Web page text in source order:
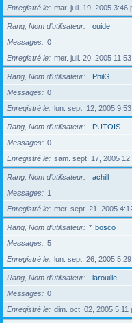
Enregistré le
mar. juil. 19, 2005 3:46
Rang, Nom d’utilisateur
ouide
Messages
0
Enregistré le
mer. juil. 20, 2005
Rang, Nom d’utilisateur
PhilG
Messages
0
Enregistré le
lun. sept. 12, 2005
Rang, Nom d’utilisateur
PUTOIS
Messages
0
Enregistré le
sam. sept. 17, 2005
Rang, Nom d’utilisateur
achill
Messages
1
Enregistré le
mer. sept. 21, 2005
Rang, Nom d’utilisateur * bosco
Messages
5
Enregistré le
lun. sept. 26, 2005
Rang, Nom d’utilisateur
larouille
Messages
0
Enregistré le
dim. oct. 02, 2005 5:11